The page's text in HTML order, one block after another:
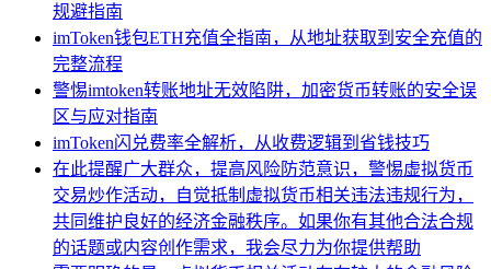
规避指南
imToken钱包ETH充值全指南，从地址获取到安全充值的
完整流程
警惕imtoken转账地址无效陷阱，加密货币转账的安全误
区与应对指南
imToken闪兑费率全解析，从收费逻辑到省钱技巧
在此提醒广大群众，提高风险防范意识，警惕虚拟货币
交易炒作活动，自觉抵制虚拟货币相关违法违规行为，
共同维护良好的经济金融秩序。如果你有其他合法合规
的话题或内容创作需求，我会尽力为你提供帮助